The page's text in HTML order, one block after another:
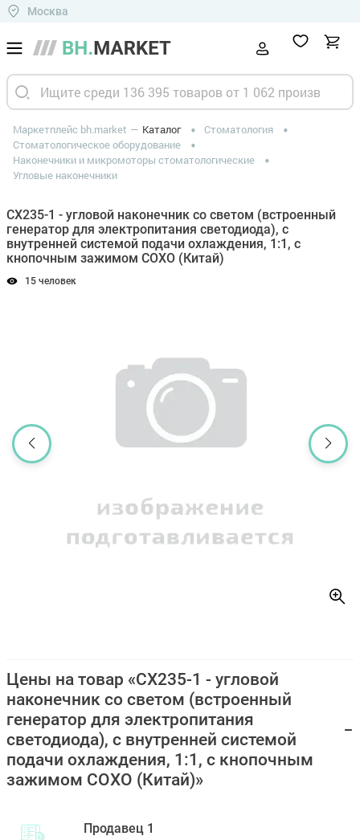
Москва
Маркетплейс bh.market Каталог
Стоматология
Стоматологическое оборудование
Наконечники и микромоторы стоматологические
Угловые наконечники
CX235-1 - угловой наконечник со светом (встроенный
генератор для электропитания светодиода), с
внутренней системой подачи охлаждения, 1:1, с
кнопочным зажимом COXO (Китай)
15 человек
Цены на товар «CX235-1 - угловой
наконечник со светом (встроенный
генератор для электропитания
светодиода), с внутренней системой
подачи охлаждения, 1:1, с кнопочным
зажимом COXO (Китай)»
Продавец 1